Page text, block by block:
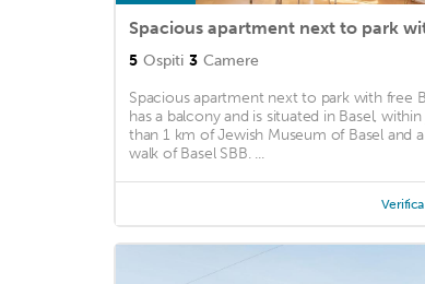
5 Ospiti 3 Camere
Spacious apartment next to park with free
has a balcony and is situated in Basel, within
than 1 km of Jewish Museum of Basel and
walk of Basel SBB. ...